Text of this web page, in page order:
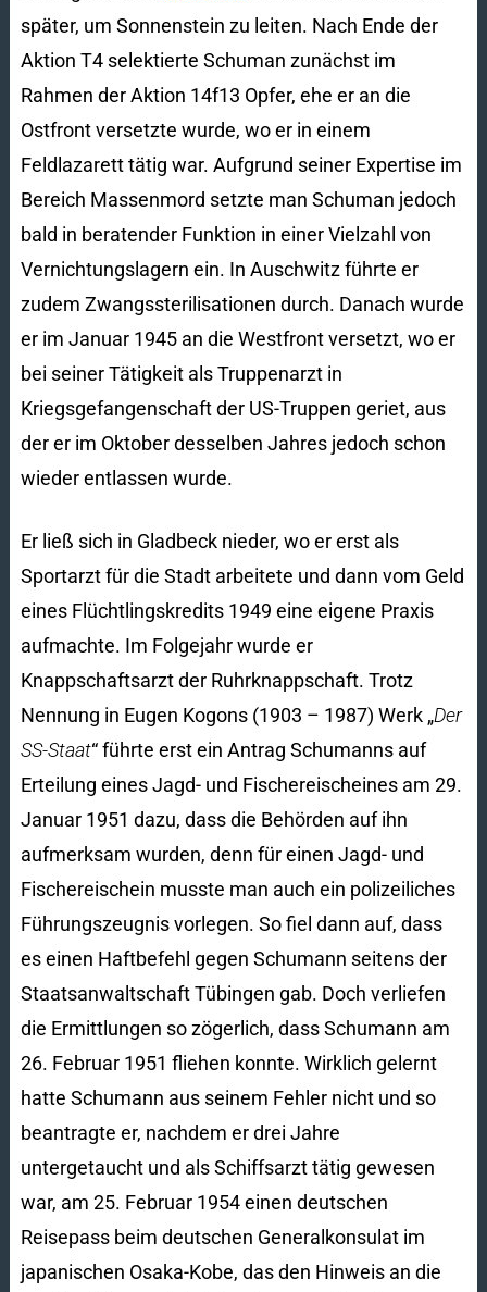
später, um Sonnenstein zu leiten. Nach Ende der
Aktion T4 selektierte Schuman zunächst im
Rahmen der Aktion 14f13 Opfer, ehe er an die
Ostfront versetzte wurde, wo er in einem
Feldlazarett tätig war. Aufgrund seiner Expertise im
Bereich Massenmord setzte man Schuman jedoch
bald in beratender Funktion in einer Vielzahl von
Vernichtungslagern ein. In Auschwitz führte er
zudem Zwangssterilisationen durch. Danach wurde
er im Januar 1945 an die Westfront versetzt, wo er
bei seiner Tätigkeit als Truppenarzt in
Kriegsgefangenschaft der US-Truppen geriet, aus
der er im Oktober desselben Jahres jedoch schon
wieder entlassen wurde.
Er ließ sich in Gladbeck nieder, wo er erst als
Sportarzt für die Stadt arbeitete und dann vom Geld
eines Flüchtlingskredits 1949 eine eigene Praxis
aufmachte. Im Folgejahr wurde er
Knappschaftsarzt der Ruhrknappschaft. Trotz
Nennung in Eugen Kogons (1903 – 1987) Werk „Der
SS-Staat“ führte erst ein Antrag Schumanns auf
Erteilung eines Jagd- und Fischereischeines am 29.
Januar 1951 dazu, dass die Behörden auf ihn
aufmerksam wurden, denn für einen Jagd- und
Fischereischein musste man auch ein polizeiliches
Führungszeugnis vorlegen. So fiel dann auf, dass
es einen Haftbefehl gegen Schumann seitens der
Staatsanwaltschaft Tübingen gab. Doch verliefen
die Ermittlungen so zögerlich, dass Schumann am
26. Februar 1951 fliehen konnte. Wirklich gelernt
hatte Schumann aus seinem Fehler nicht und so
beantragte er, nachdem er drei Jahre
untergetaucht und als Schiffsarzt tätig gewesen
war, am 25. Februar 1954 einen deutschen
Reisepass beim deutschen Generalkonsulat im
japanischen Osaka-Kobe, das den Hinweis an die